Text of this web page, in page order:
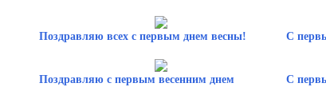
Поздравляю всех с первым днем весны! С
Поздравляю с первым весенним днем С